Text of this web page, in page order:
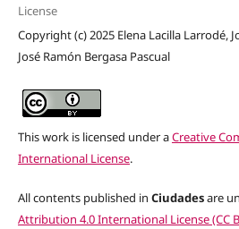
License
Copyright (c) 2025 Elena Lacilla Larrodé,
José Ramón Bergasa Pascual
This work is licensed under aCreative
International License.
All contents published in Ciudadesare
Attribution 4.0 International License (CC